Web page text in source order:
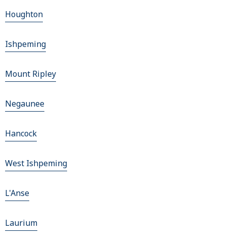
Houghton
Ishpeming
Mount Ripley
Negaunee
Hancock
West Ishpeming
L'Anse
Laurium